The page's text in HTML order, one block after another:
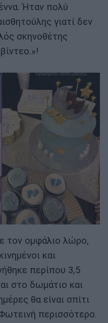
Ήταν πολύ
γιατί δεν
σκηνοθέτης
τον ομφάλιο λώρο,
και
περίπου 3,5
στο δωμάτιο και
θα είναι σπίτι
περισσότερο.